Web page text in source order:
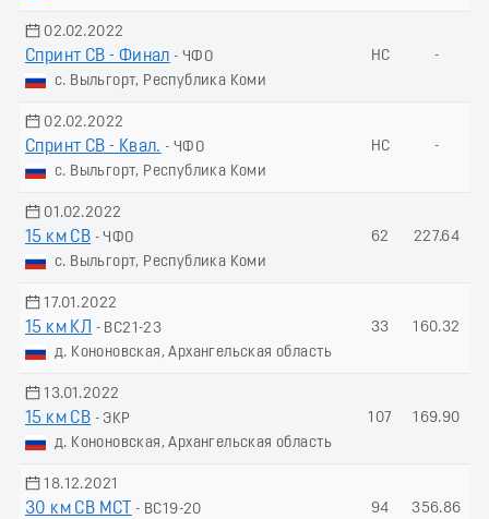
02.02.2022
Спринт СВ - Финал - ЧФО
с. Выльгорт, Республика Коми
НС -
02.02.2022
Спринт СВ - Квал. - ЧФО
с. Выльгорт, Республика Коми
НС -
01.02.2022
15 км СВ - ЧФО
с. Выльгорт, Республика Коми
62 227.64
17.01.2022
15 км КЛ
- ВС21-23
д. Кононовская, Архангельская область
33 160.32
13.01.2022
15 км СВ - ЭКР
д. Кононовская, Архангельская область
107 169.90
18.12.2021
30 км СВ МСТ
- ВС19-20
94 356.86